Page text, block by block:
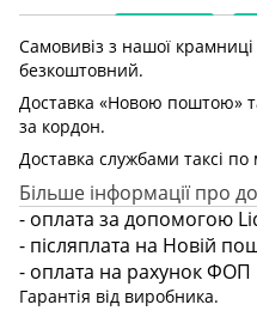
Самовивіз з нашої
безкоштовний.
Доставка «Новою поштою»
за кордон.
Доставка службами таксі по
Більше інформації про
- оплата за допомогою
- післяплата на Новій
- оплата на рахунок ФОП
Гарантія від виробника.